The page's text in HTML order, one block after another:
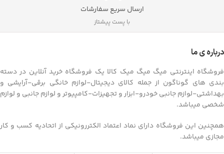
ارسال سریع سفارشات
با پست پیشتاز
درباره ی ما
فروشگاه اینترنتی میگ میگ میک کالا یک فروشگاه خرید آنلاین در دسته
بندی های گوناگون از جمله کالای دیجیتال-لوازم خانگی برقی-آرایشی و
بهداشتی-لوازم جانبی خودرو-ابزار و تجهیزات-کامپیوتر و لوازم جانبی و لوازم
شخصی میباشد.
همچنین این فروشگاه دارای نماد اعتماد الکتررونیکی از اتحادیه کسب و کار
مجازی میباشد.